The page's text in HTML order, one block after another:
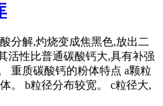
分解,灼烧变成焦黑色,放出二
活性比普通碳酸钙大,具有补强
重质碳酸钙的粉体特点 a颗粒
。 b粒径分布较宽。 c粒径大,